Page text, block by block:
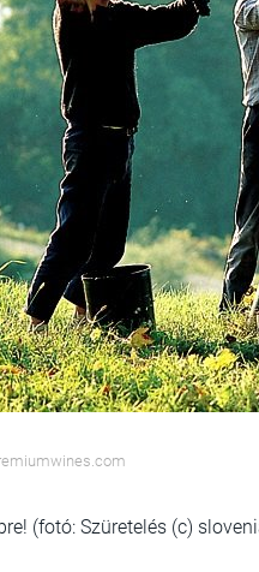
(fotó: Szüretelés (c)